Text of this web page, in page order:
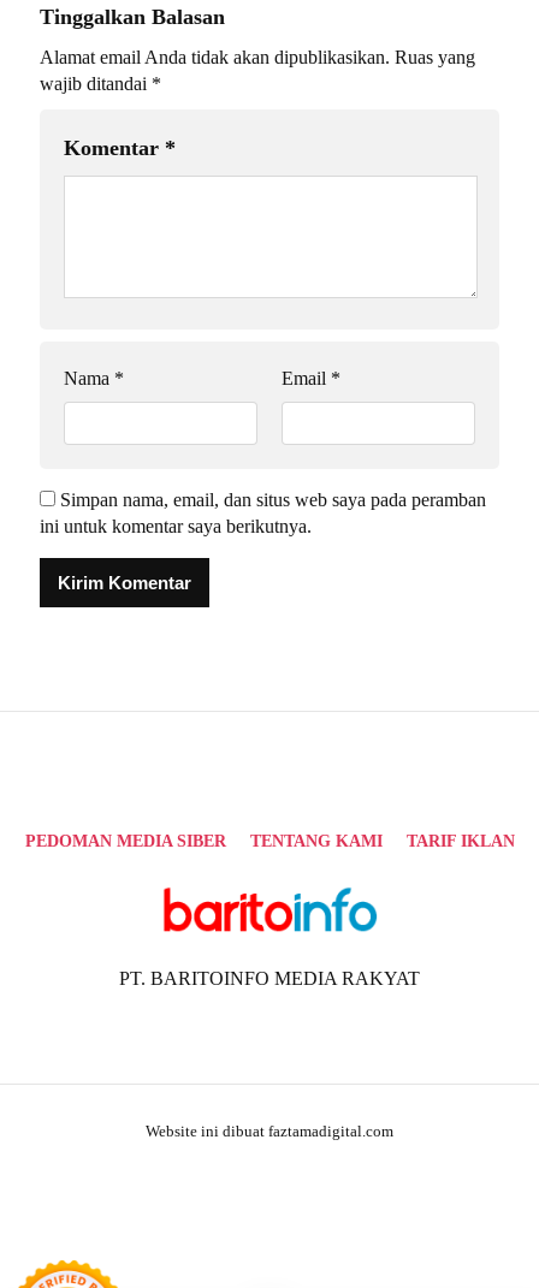
Tinggalkan Balasan
Alamat email Anda tidak akan dipublikasikan. Ruas yang
wajib ditandai *
Komentar *
Nama * Email *
Simpan nama, email, dan situs web saya pada peramban
ini untuk komentar saya berikutnya.
PEDOMAN MEDIA SIBER TENTANG KAMI TARIF IKLAN
PT. BARITOINFO MEDIA RAKYAT
Website ini dibuat faztamadigital.com